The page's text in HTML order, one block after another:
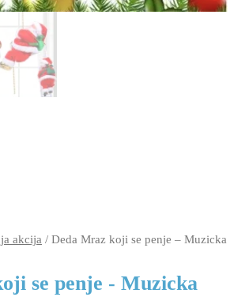
akcija / Deda Mraz koji se penje – Muzicka
se penje - Muzicka